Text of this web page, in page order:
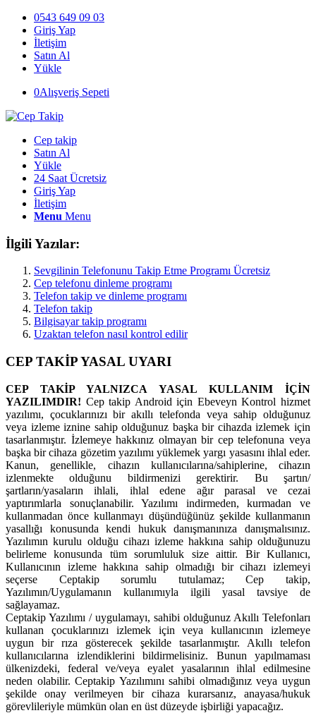
0543 649 09 03
Giriş Yap
İletişim
Satın Al
Yükle
0Alışveriş Sepeti
Cep takip
Satın Al
Yükle
24 Saat Ücretsiz
Giriş Yap
İletişim
Menu Menu
İlgili Yazılar:
Sevgilinin Telefonunu Takip Etme Programı Ücretsiz
Cep telefonu dinleme programı
Telefon takip ve dinleme programı
Telefon takip
Bilgisayar takip programı
Uzaktan telefon nasıl kontrol edilir
CEP TAKİP YASAL UYARI
CEP TAKİP YALNIZCA YASAL KULLANIM İÇİN
YAZILIMDIR! Cep takip Android için Ebeveyn Kontrol hizmet
yazılımı, çocuklarınızı bir akıllı telefonda veya sahip olduğunuz
veya izleme iznine sahip olduğunuz başka bir cihazda izlemek için
tasarlanmıştır. İzlemeye hakkınız olmayan bir cep telefonuna veya
başka bir cihaza gözetim yazılımı yüklemek yargı yasasını ihlal eder.
Kanun, genellikle, cihazın kullanıcılarına/sahiplerine, cihazın
izlenmekte olduğunu bildirmenizi gerektirir. Bu şartın/
şartların/yasaların ihlali, ihlal edene ağır parasal ve cezai
yaptırımlarla sonuçlanabilir. Yazılımı indirmeden, kurmadan ve
kullanmadan önce kullanmayı düşündüğünüz şekilde kullanmanın
yasallığı konusunda kendi hukuk danışmanınıza danışmalısınız.
Yazılımın kurulu olduğu cihazı izleme hakkına sahip olduğunuzu
belirleme konusunda tüm sorumluluk size aittir. Bir Kullanıcı,
Kullanıcının izleme hakkına sahip olmadığı bir cihazı izlemeyi
seçerse Ceptakip sorumlu tutulamaz; Cep takip,
Yazılımın/Uygulamanın kullanımıyla ilgili yasal tavsiye de
sağlayamaz.
Ceptakip Yazılımı / uygulamayı, sahibi olduğunuz Akıllı Telefonları
kullanan çocuklarınızı izlemek için veya kullanıcının izlemeye
uygun bir rıza gösterecek şekilde tasarlanmıştır. Akıllı telefon
kullanıcılarına izlendiklerini bildirmelisiniz. Bunun yapılmaması
ülkenizdeki, federal ve/veya eyalet yasalarının ihlal edilmesine
neden olabilir. Ceptakip Yazılımını sahibi olmadığınız veya uygun
şekilde onay verilmeyen bir cihaza kurarsanız, anayasa/hukuk
görevlileriyle mümkün olan en üst düzeyde işbirliği yapacağız.